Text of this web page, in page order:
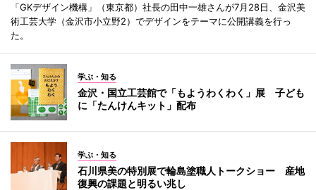
「GKデザイン機構」（東京都）社長の田中一雄さんが7月28日、金沢美
術工芸大学（金沢市小立野2）でデザインをテーマに公開講義を行っ
た。
学ぶ・知る
金沢・国立工芸館で「もようわくわく」展 子ども
に「たんけんキット」配布
学ぶ・知る
石川県美の特別展で輪島塗職人トークショー 産地
復興の課題と明るい兆し